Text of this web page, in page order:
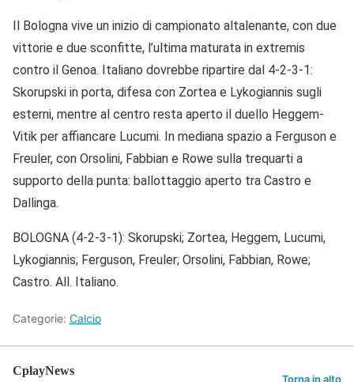
Il Bologna vive un inizio di campionato altalenante, con due
vittorie e due sconfitte, l’ultima maturata in extremis
contro il Genoa. Italiano dovrebbe ripartire dal 4-2-3-1:
Skorupski in porta, difesa con Zortea e Lykogiannis sugli
esterni, mentre al centro resta aperto il duello Heggem-
Vitik per affiancare Lucumi. In mediana spazio a Ferguson e
Freuler, con Orsolini, Fabbian e Rowe sulla trequarti a
supporto della punta: ballottaggio aperto tra Castro e
Dallinga.
BOLOGNA (4-2-3-1): Skorupski; Zortea, Heggem, Lucumi,
Lykogiannis; Ferguson, Freuler; Orsolini, Fabbian, Rowe;
Castro. All. Italiano.
Categorie: Calcio
CplayNews
Torna in alto